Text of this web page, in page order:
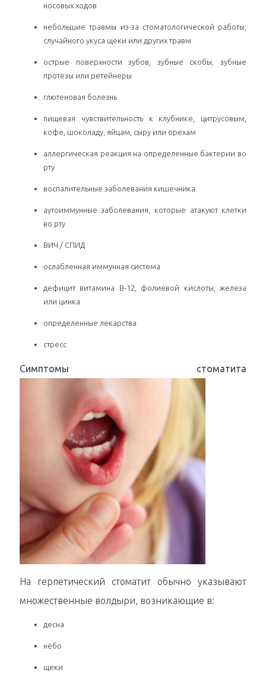
носовых ходов
небольшие травмы из-за стоматологической работы,
случайного укуса щеки или других травм
острые поверхности зубов, зубные скобы, зубные
протезы или ретейнеры
глютеновая болезнь
пищевая чувствительность к клубнике, цитрусовым,
кофе, шоколаду, яйцам, сыру или орехам
аллергическая реакция на определенные бактерии во
рту
воспалительные заболевания кишечника
аутоиммунные заболевания, которые атакуют клетки
во рту
ВИЧ / СПИД
ослабленная иммунная система
дефицит витамина B-12, фолиевой кислоты, железа
или цинка
определенные лекарства
стресс
Симптомы стоматита
На герпетический стоматит обычно указывают
множественные волдыри, возникающие в:
десна
нёбо
щеки